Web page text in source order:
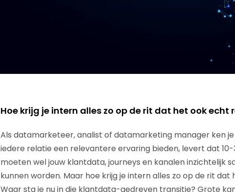
Hoe krijg je intern alles zo op de rit dat het ook
Als datamarketeer, analist of datamarketing manager ken je
iedere relatie een relevantere ervaring bieden, levert dat
moeten wel jouw klantdata, journeys en kanalen inzichtelijk
kunnen worden. Maar hoe krijg je intern alles zo op de rit
Waar sta je nu in die klantdata-gedreven transitie? Grote